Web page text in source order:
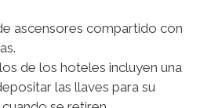
ascensores compartido con
de los hoteles incluyen una
las llaves para su